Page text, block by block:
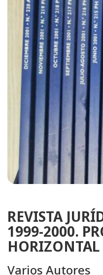
REVISTA
1999-2000.
HORIZONTAL
Varios Autores